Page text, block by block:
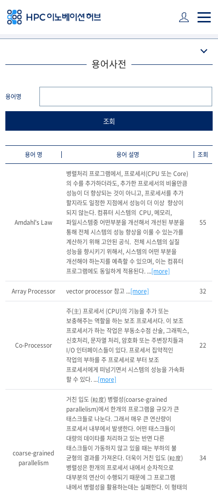
용어사전
용어명
용어 명 용어 설명 조회
Amdahl's Law
병렬처리 프로그램에서, 프로세서(CPU 또는 Core)
의 수를 추가하더라도, 추가한 프로세서의 비율만큼
성능이 더 향상되는 것이 아니고, 프로세서를 추가
할지라도 일정한 지점에서 성능이 더 이상  향상이
되지 않는다. 컴퓨터 시스템의  CPU, 메모리,
파일시스템중 어떤부분을 개선해서 개선된 부분을
통해 전체 시스템의 성능 향상을 이룰 수 있는가를
계산하기 위해 고안된 공식.  전체 시스템의 실질
성능을 향시키기 위해서, 시스템의 어떤 부분을
개선해야 하는지를 예측할 수 있으며, 이는 컴퓨터
프로그램에도 동일하게 적용된다. ...[more]
55
Array Processor vector processor 참고 ...[more] 32
Co-Processor
주(主) 프로세서 (CPU)의 기능을 추가 또는
보충해주는 역할을 하는 보조 프로세서다. 이 보조
프로세서가 하는 작업은 부동소수점 산술, 그래픽스,
신호처리, 문자열 처리, 암호화 또는 주변장치들과
I/O 인터페이스들이 있다. 프로세서 집약적인
작업의 부하를 주 프로세서로 부터 보조
프로세서에게 떠넘기면서 시스템의 성능을 가속화
할 수 있다. ...[more]
22
coarse-grained
parallelism
거친 입도 (粒度) 병렬성(coarse-grained
parallelism)에서 한개의 프로그램을 규모가 큰
태스크들로 나눈다. 그래서 매우 큰 연산량이
프로세서 내부에서 발생한다. 어떤 태스크들이
대량의 데이타를 처리하고 있는 반면 다른
태스크들이 가동하지 않고 있을 때는 부하의 불
균형의 결과를 가져온다. 더욱이 거친 입도 (粒度)
병렬성은 한개의 프로세서 내에서 순차적으로
대부분의 연산이 수행되기 때문에 그 프로그램
내에서 병렬성을 활용하는데는 실패한다. 이 형태의
34